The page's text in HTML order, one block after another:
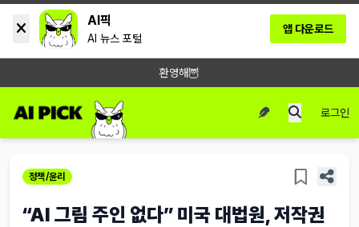
AI픽
AI 뉴스 포털
앱 다운로드
환영해🦉
로그인
정책/윤리
“AI 그림 주인 없다” 미국 대법원, 저작권